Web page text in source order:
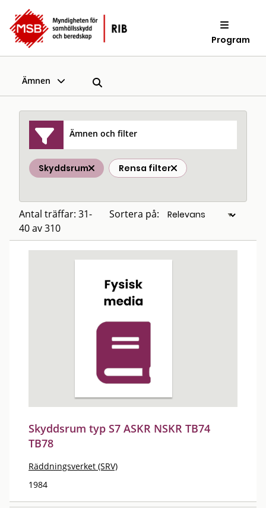
Program
Ämnen
Ämnen och filter
Skyddsrum Rensa filter
Antal träffar: 31-
40 av 310
Sortera på:
Skyddsrum typ S7 ASKR NSKR TB74
TB78
Räddningsverket (SRV)
1984